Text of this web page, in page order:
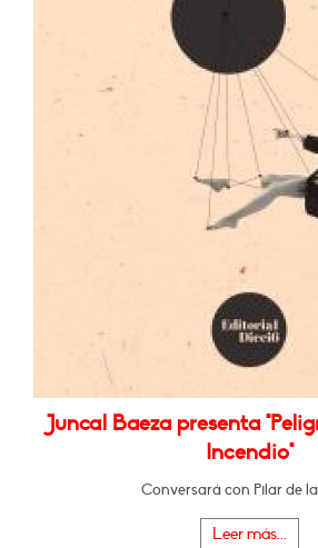
Juncal Baeza presenta
Incendio"
Conversará con Pilar de
Leer más...